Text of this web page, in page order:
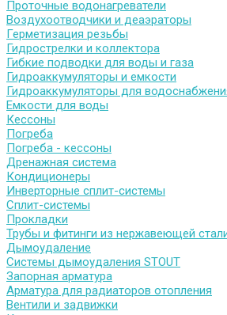
Проточные водонагреватели
Воздухоотводчики и деаэраторы
Герметизация резьбы
Гидрострелки и коллектора
Гибкие подводки для воды и газа
Гидроаккумуляторы и емкости
Гидроаккумуляторы для
Емкости для воды
Кессоны
Погреба
Погреба - кессоны
Дренажная система
Кондиционеры
Инверторные сплит-системы
Сплит-системы
Прокладки
Трубы и фитинги из нержавеющей
Дымоудаление
Системы дымоудаления STOUT
Запорная арматура
Арматура для радиаторов отопления
Вентили и задвижки